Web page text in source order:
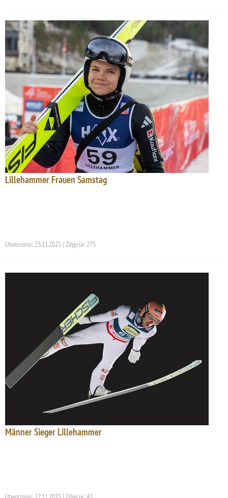
Lillehammer Frauen Samstag
Utworzono: 23.11.2025 | Zdjęcia: 275
Männer Sieger Lillehammer
Utworzono: 22.11.2025 | Zdjęcia: 43